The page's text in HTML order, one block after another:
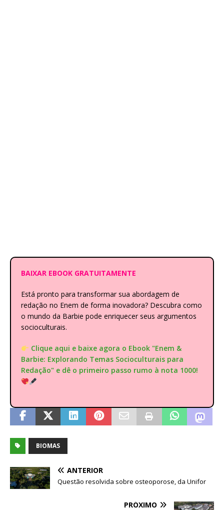
BAIXAR EBOOK GRATUITAMENTE
Está pronto para transformar sua abordagem de
redação no Enem de forma inovadora? Descubra como
o mundo da Barbie pode enriquecer seus argumentos
socioculturais.
Clique aqui e baixe agora o Ebook "Enem &
Barbie: Explorando Temas Socioculturais para
Redação" e dê o primeiro passo rumo à nota 1000!
BIOMAS
ANTERIOR
Questão resolvida sobre osteoporose, da Unifor
PRÓXIMO